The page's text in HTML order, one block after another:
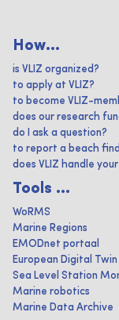
How...
is VLIZ organized?
to apply at VLIZ?
to become VLIZ-
does our research
do I ask a question?
to report a beach
does VLIZ handle
Tools ...
WoRMS
Marine Regions
EMODnet portaal
European Digital
Sea Level Station
Marine robotics
Marine Data Archive